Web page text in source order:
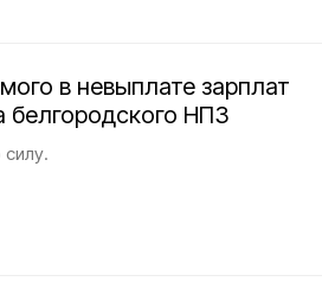
в невыплате зарплат
белгородского НПЗ